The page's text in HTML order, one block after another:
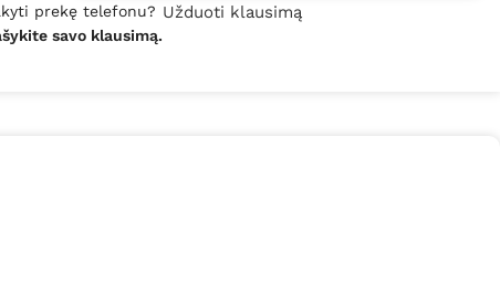
prekę telefonu?
savo klausimą.
Užduoti klausimą